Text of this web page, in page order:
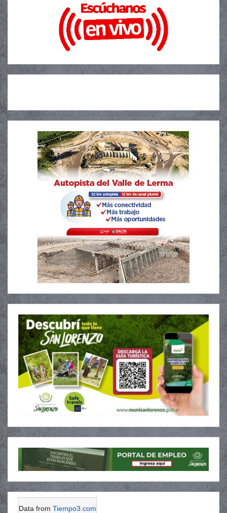
Data from Tiempo3.com